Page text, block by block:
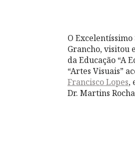
O
Grancho, visitou
da Educação “A
“Artes Visuais”
Francisco Lopes,
Dr. Martins